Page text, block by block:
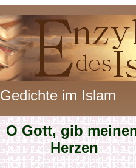
Gedichte im Islam
O Gott, gib
Herzen